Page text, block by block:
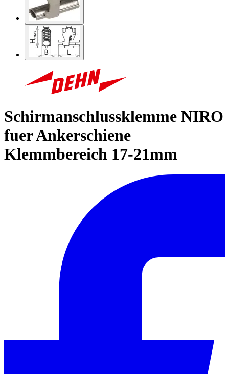
Schirmanschlussklemme NIRO
fuer Ankerschiene
Klemmbereich 17-21mm